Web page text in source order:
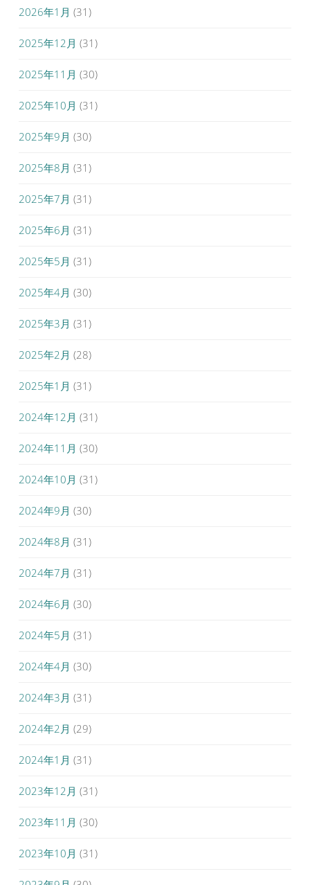
2026年1月 (31)
2025年12月 (31)
2025年11月 (30)
2025年10月 (31)
2025年9月 (30)
2025年8月 (31)
2025年7月 (31)
2025年6月 (31)
2025年5月 (31)
2025年4月 (30)
2025年3月 (31)
2025年2月 (28)
2025年1月 (31)
2024年12月 (31)
2024年11月 (30)
2024年10月 (31)
2024年9月 (30)
2024年8月 (31)
2024年7月 (31)
2024年6月 (30)
2024年5月 (31)
2024年4月 (30)
2024年3月 (31)
2024年2月 (29)
2024年1月 (31)
2023年12月 (31)
2023年11月 (30)
2023年10月 (31)